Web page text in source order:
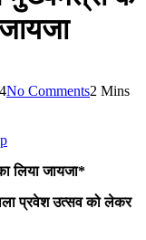
No Comments2 Mins
लिया जायजा*
प्रवेश उत्सव को लेकर